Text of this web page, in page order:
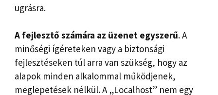
ugrásra.
A fejlesztő számára az üzenet egyszerű. A
minőségi ígéreteken vagy a biztonsági
fejlesztéseken túl arra van szükség, hogy az
alapok minden alkalommal működjenek,
meglepetések nélkül. A „Localhost” nem egy